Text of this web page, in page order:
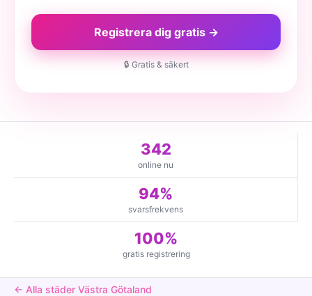
Registrera dig gratis →
🔒 Gratis & säkert
342
online nu
94%
svarsfrekvens
100%
gratis registrering
← Alla städer Västra Götaland